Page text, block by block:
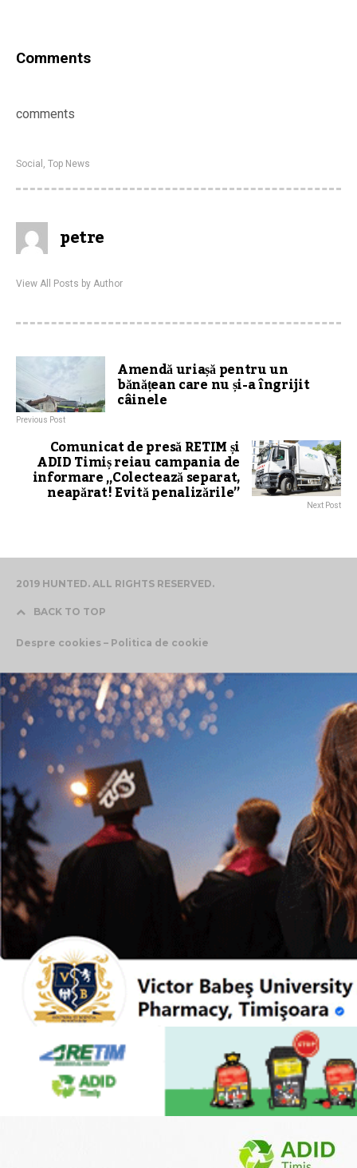
Comments
comments
Social Top News
petre
View All Posts by Author
Amendă uriașă pentru un
bănățean care nu și-a îngrijit
câinele
Previous Post
Comunicat de presă RETIM și
ADID Timiș reiau campania de
informare „Colectează separat,
neapărat! Evită penalizările” Next Post
2019 HUNTED. ALL RIGHTS RESERVED.
BACK TO TOP
Despre cookies – Politica de cookie